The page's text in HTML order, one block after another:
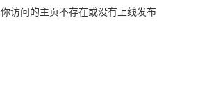
你访问的主页不存在或没有上线发布